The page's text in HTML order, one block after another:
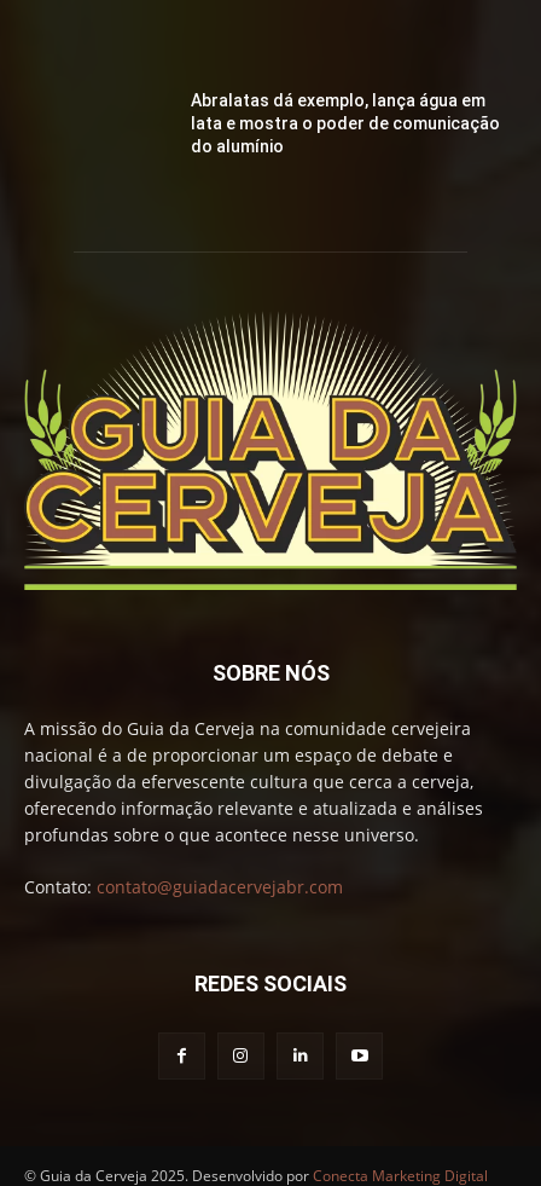
Abralatas dá exemplo, lança água em
lata e mostra o poder de comunicação
do alumínio
SOBRE NÓS
A missão do Guia da Cerveja na comunidade cervejeira
nacional é a de proporcionar um espaço de debate e
divulgação da efervescente cultura que cerca a cerveja,
oferecendo informação relevante e atualizada e análises
profundas sobre o que acontece nesse universo.
Contato: contato@guiadacervejabr.com
REDES SOCIAIS
© Guia da Cerveja 2025. Desenvolvido porConecta Marketing Digital